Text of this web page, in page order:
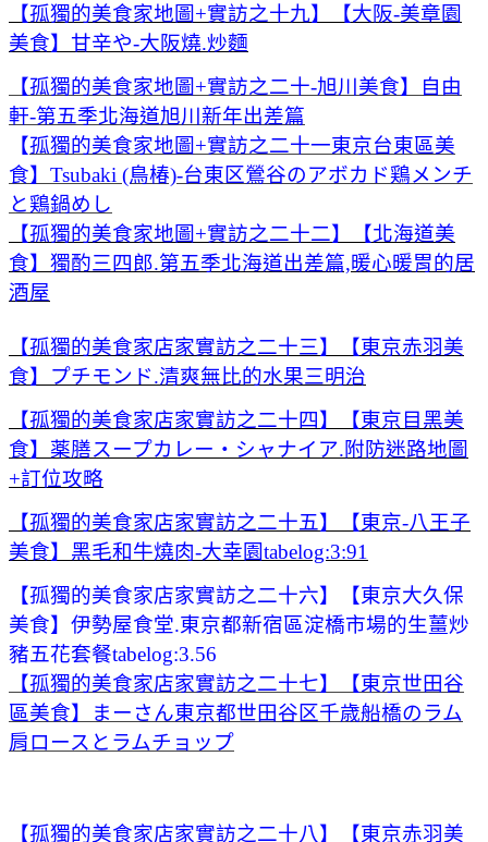
【孤獨的美食家地圖+實訪之十九】【大阪-美章園
美食】甘辛や-大阪燒.炒麵
【孤獨的美食家地圖+實訪之二十-旭川美食】自由
軒-第五季北海道旭川新年出差篇
【孤獨的美食家地圖+實訪之二十一東京台東區美
食】Tsubaki (鳥椿)-台東区鶯谷のアボカド鶏メンチ
と鶏鍋めし
【孤獨的美食家地圖+實訪之二十二】【北海道美
食】獨酌三四郎.第五季北海道出差篇,暖心暖胃的居
酒屋
【孤獨的美食家店家實訪之二十三】【東京赤羽美
食】プチモンド.清爽無比的水果三明治
【孤獨的美食家店家實訪之二十四】【東京目黑美
食】薬膳スープカレー・シャナイア.附防迷路地圖
+訂位攻略
【孤獨的美食家店家實訪之二十五】【東京-八王子
美食】黑毛和牛燒肉-大幸園tabelog:3:91
【孤獨的美食家店家實訪之二十六】【東京大久保
美食】伊勢屋食堂.東京都新宿區淀橋市場的生薑炒
豬五花套餐tabelog:3.56
【孤獨的美食家店家實訪之二十七】【東京世田谷
區美食】まーさん東京都世田谷区千歳船橋のラム
肩ロースとラムチョップ
【孤獨的美食家店家實訪之二十八】【東京赤羽美